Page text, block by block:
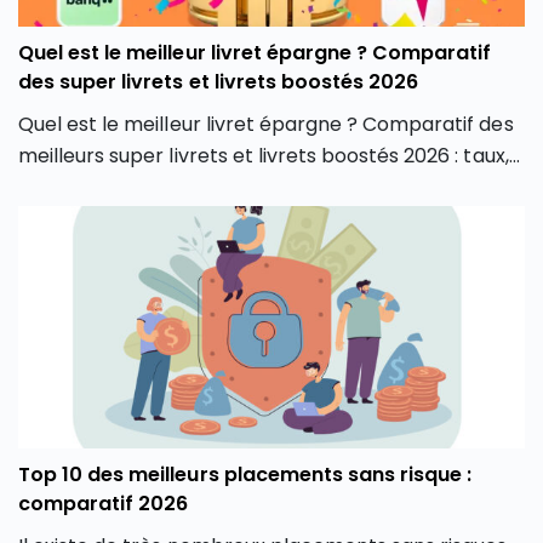
Quel est le meilleur livret épargne ? Comparatif
des super livrets et livrets boostés 2026
Quel est le meilleur livret épargne ? Comparatif des
meilleurs super livrets et livrets boostés 2026 : taux,
Top 10 des meilleurs placements sans risque :
comparatif 2026